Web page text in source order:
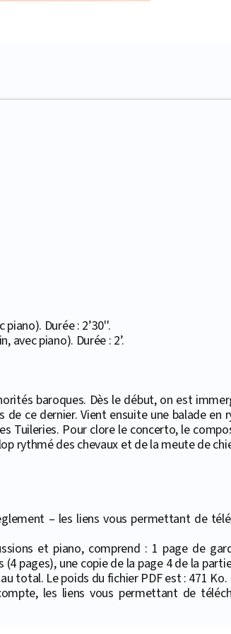
Durée : 2’30''.
avec piano). Durée : 2’.
baroques. Dès le début, on est
ce dernier. Vient ensuite une balade
Tuileries. Pour clore le concerto, le
rythmé des chevaux et de la meute de
– les liens vous permettant de
et piano, comprend : 1 page de
pages), une copie de la page 4 de la
total. Le poids du fichier PDF est : 471 Ko.
les liens vous permettant de